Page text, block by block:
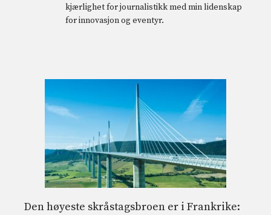
kjærlighet for journalistikk med min lidenskap
for innovasjon og eventyr.
Den høyeste skråstagsbroen er i Frankrike: